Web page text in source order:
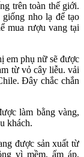
trên toàn thế giới.
nho lạ để tạo
mua rượu vang tại
em phụ nữ sẽ được
từ vỏ cây liễu. vải
Đây chắc chắn
làm bằng vàng,
khách.
được sản xuất từ
vì mềm, ấm áp,